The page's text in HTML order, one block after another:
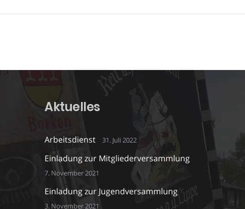
Aktuelles
Arbeitsdienst 31. Juli 2022
Einladung zur Mitgliederversammlung
7. November 2021
Einladung zur Jugendversammlung
3. November 2021